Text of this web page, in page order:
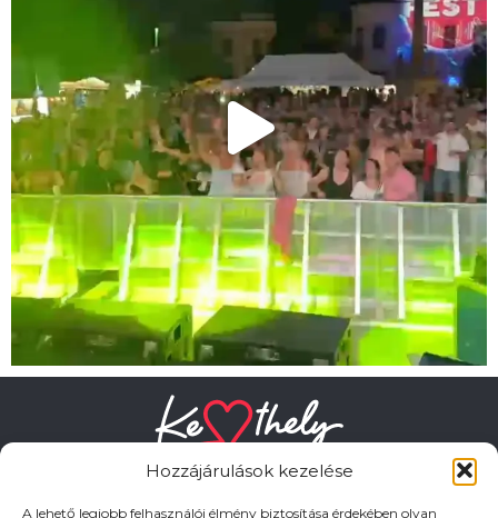
Hozzájárulások kezelése
A lehető legjobb felhasználói élmény biztosítása érdekében olyan